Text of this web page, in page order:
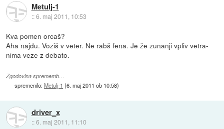
Metulj-1
::6. maj 2011, 10:53
Kva pomen orcaš?
Aha najdu. Voziš v veter. Ne rabš fena. Je že zunanji vpliv vetra-
nima veze z debato.
Zgodovina sprememb…
spremenilo:Metulj-1 (6. maj 2011 ob 10:58)
driver_x
::6. maj 2011, 11:10